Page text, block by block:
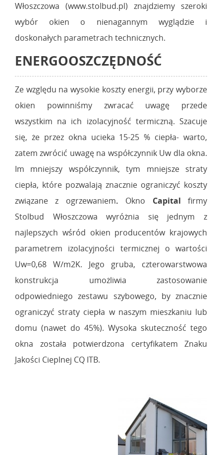
Włoszczowa (www.stolbud.pl) znajdziemy szeroki
wybór okien o nienagannym wyglądzie i
doskonałych parametrach technicznych.
ENERGOOSZCZĘDNOŚĆ
Ze względu na wysokie koszty energii, przy wyborze
okien powinniśmy zwracać uwagę przede
wszystkim na ich izolacyjność termiczną. Szacuje
się, że przez okna ucieka 15-25 % ciepła- warto,
zatem zwrócić uwagę na współczynnik Uw dla okna.
Im mniejszy współczynnik, tym mniejsze straty
ciepła, które pozwalają znacznie ograniczyć koszty
związane z ogrzewaniem. Okno Capital firmy
Stolbud Włoszczowa wyróżnia się jednym z
najlepszych wśród okien producentów krajowych
parametrem izolacyjności termicznej o wartości
Uw=0,68 W/m2K. Jego gruba, czterowarstwowa
konstrukcja umożliwia zastosowanie
odpowiedniego zestawu szybowego, by znacznie
ograniczyć straty ciepła w naszym mieszkaniu lub
domu (nawet do 45%). Wysoka skuteczność tego
okna została potwierdzona certyfikatem Znaku
Jakości Cieplnej CQ ITB.